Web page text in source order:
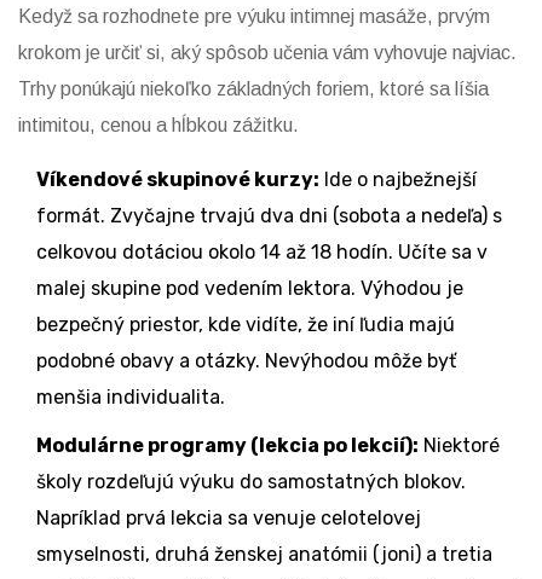
Kedyž sa rozhodnete pre výuku intimnej masáže, prvým
krokom je určiť si, aký spôsob učenia vám vyhovuje najviac.
Trhy ponúkajú niekoľko základných foriem, ktoré sa líšia
intimitou, cenou a hĺbkou zážitku.
Víkendové skupinové kurzy: Ide o najbežnejší
formát. Zvyčajne trvajú dva dni (sobota a nedeľa) s
celkovou dotáciou okolo 14 až 18 hodín. Učíte sa v
malej skupine pod vedením lektora. Výhodou je
bezpečný priestor, kde vidíte, že iní ľudia majú
podobné obavy a otázky. Nevýhodou môže byť
menšia individualita.
Modulárne programy (lekcia po lekcií): Niektoré
školy rozdeľujú výuku do samostatných blokov.
Napríklad prvá lekcia sa venuje celotelovej
smyselnosti, druhá ženskej anatómii (joni) a tretia